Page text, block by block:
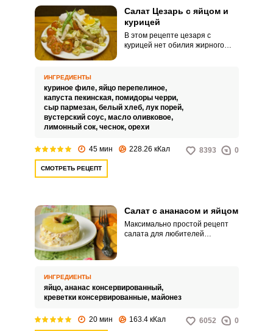
Салат Цезарь с яйцом и
курицей
В этом рецепте цезаря с
курицей нет обилия жирного
другими компонентами блюда
играет роль соуса.
ИНГРЕДИЕНТЫ
куриное филе, яйцо перепелиное,
капуста пекинская, помидоры черри,
сыр пармезан, белый хлеб, лук порей,
вустерский соус, масло оливковое,
лимонный сок, чеснок, орехи
45 мин 228.26 кКал 8393 0
СМОТРЕТЬ РЕЦЕПТ
Салат с ананасом и яйцом
Максимально простой рецепт
салата для любителей
ИНГРЕДИЕНТЫ
яйцо, ананас консервированный,
креветки консервированные, майонез
20 мин 163.4 кКал 6052 0